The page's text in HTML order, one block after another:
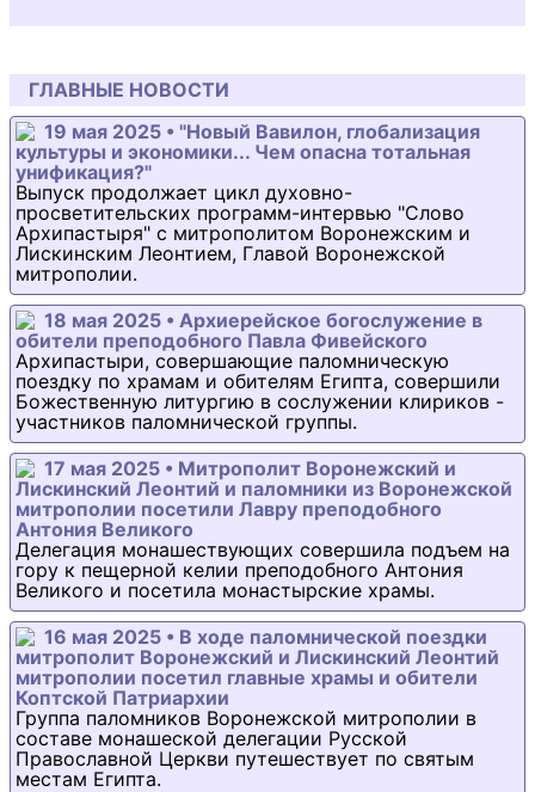
ГЛАВНЫЕ НОВОСТИ
19 мая 2025 • "Новый Вавилон, глобализация
культуры и экономики... Чем опасна тотальная
унификация?"
Выпуск продолжает цикл духовно-
просветительских программ-интервью "Слово
Архипастыря" с митрополитом Воронежским и
Лискинским Леонтием, Главой Воронежской
митрополии.
18 мая 2025 • Архиерейское богослужение в
обители преподобного Павла Фивейского
Архипастыри, совершающие паломническую
поездку по храмам и обителям Египта, совершили
Божественную литургию в сослужении клириков -
участников паломнической группы.
17 мая 2025 • Митрополит Воронежский и
Лискинский Леонтий и паломники из Воронежской
митрополии посетили Лавру преподобного
Антония Великого
Делегация монашествующих совершила подъем на
гору к пещерной келии преподобного Антония
Великого и посетила монастырские храмы.
16 мая 2025 • В ходе паломнической поездки
митрополит Воронежский и Лискинский Леонтий
митрополии посетил главные храмы и обители
Коптской Патриархии
Группа паломников Воронежской митрополии в
составе монашеской делегации Русской
Православной Церкви путешествует по святым
местам Египта.